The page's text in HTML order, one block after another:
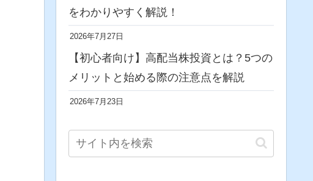
をわかりやすく解説！
2026年7月27日
【初心者向け】高配当株投資とは？5つの
メリットと始める際の注意点を解説
2026年7月23日